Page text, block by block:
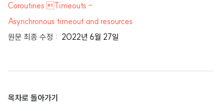
Coroutines Timeouts -
Asynchronous timeout and resources
원문 최종 수정 : 2022년 6월 27일
목차로 돌아가기